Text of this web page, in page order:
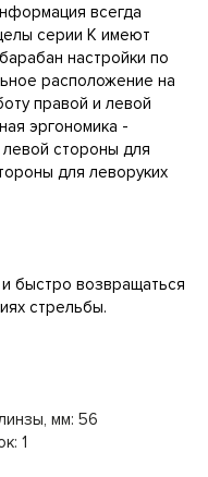
всегда
серии K имеют
настройки по
расположение на
правой и левой
эргономика -
стороны для
для леворуких
быстро возвращаться
стрельбы.
мм: 56
1